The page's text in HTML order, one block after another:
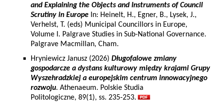
and Explaining the Objects and Instruments of Council
Scrutiny in Europe In: Heinelt, H., Egner, B., Lysek, J.,
Verhelst, T. (eds) Municipal Councillors in Europe,
Volume I. Palgrave Studies in Sub-National Governance.
Palgrave Macmillan, Cham.
Hryniewicz Janusz (2026) Długofalowe zmiany
gospodarcze a dystans kulturowy między krajami Grupy
Wyszehradzkiej a europejskim centrum innowacyjnego
rozwoju. Athenaeum. Polskie Studia
Politologiczne, 89(1), ss. 235-253.